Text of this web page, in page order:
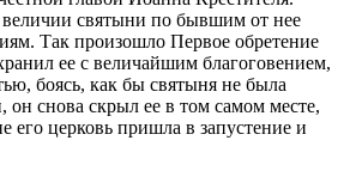
святыни по бывшим от нее
Так произошло Первое обретение
ее с величайшим благоговением,
боясь, как бы святыня не была
он снова скрыл ее в том самом месте,
его церковь пришла в запустение и